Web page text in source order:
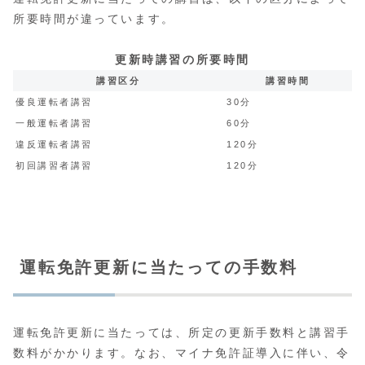
所要時間が違っています。
更新時講習の所要時間
講習区分 講習時間
優良運転者講習 30分
一般運転者講習 60分
違反運転者講習 120分
初回講習者講習 120分
運転免許更新に当たっての手数料
運転免許更新に当たっては、所定の更新手数料と講習手
数料がかかります。なお、マイナ免許証導入に伴い、令